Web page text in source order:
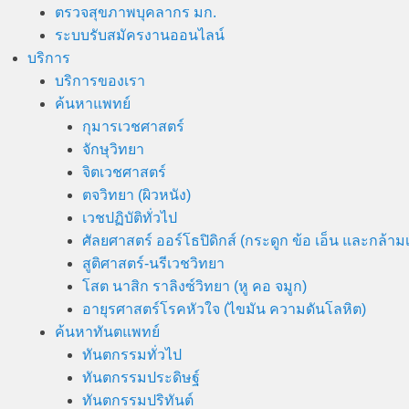
ตรวจสุขภาพบุคลากร มก.
ระบบรับสมัครงานออนไลน์
บริการ
บริการของเรา
ค้นหาแพทย์
กุมารเวชศาสตร์
จักษุวิทยา
จิตเวชศาสตร์
ตจวิทยา (ผิวหนัง)
เวชปฏิบัติทั่วไป
ศัลยศาสตร์ ออร์โธปิดิกส์ (กระดูก ข้อ เอ็น และกล้าม
สูติศาสตร์-นรีเวชวิทยา
โสต นาสิก ราลิงซ์วิทยา (หู คอ จมูก)
อายุรศาสตร์โรคหัวใจ (ไขมัน ความดันโลหิต)
ค้นหาทันตแพทย์
ทันตกรรมทั่วไป
ทันตกรรมประดิษฐ์
ทันตกรรมปริทันต์